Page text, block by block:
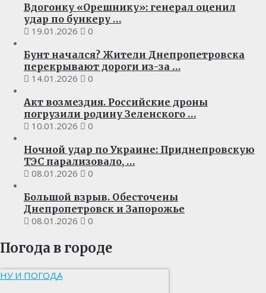
Вдогонку «Орешнику»: генерал оценил
удар по бункеру …
19.01.2026
0
Бунт начался? Жители Днепропетровска
перекрывают дороги из-за …
14.01.2026
0
Акт возмездия. Российские дроны
погрузили родину Зеленского …
10.01.2026
0
Ночной удар по Украине: Приднепровскую
ТЭС парализовало, …
08.01.2026
0
Большой взрыв. Обесточены
Днепропетровск и Запорожье
08.01.2026
0
Погода в городе
НУ И ПОГОДА